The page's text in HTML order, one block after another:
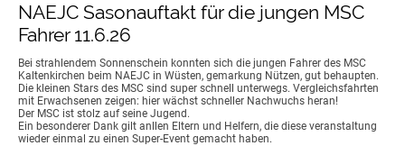
NAEJC Sasonauftakt für die jungen MSC
Fahrer 11.6.26
Bei strahlendem Sonnenschein konnten sich die jungen Fahrer des MSC
Kaltenkirchen beim NAEJC in Wüsten, gemarkung Nützen, gut behaupten.
Die kleinen Stars des MSC sind super schnell unterwegs. Vergleichsfahrten
mit Erwachsenen zeigen: hier wächst schneller Nachwuchs heran!
Der MSC ist stolz auf seine Jugend.
Ein besonderer Dank gilt anllen Eltern und Helfern, die diese veranstaltung
wieder einmal zu einen Super-Event gemacht haben.